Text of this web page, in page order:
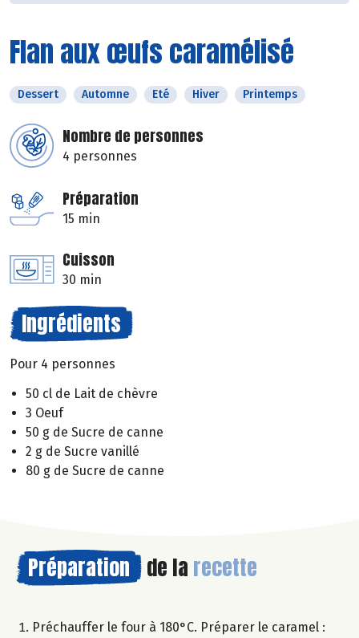
Flan aux œufs caramélisé
Dessert Automne Eté Hiver Printemps
Nombre de personnes
4 personnes
Préparation
15 min
Cuisson
30 min
Ingrédients
Pour 4 personnes
50 cl de Lait de chèvre
3 Oeuf
50 g de Sucre de canne
2 g de Sucre vanillé
80 g de Sucre de canne
Préparation de la recette
Préchauffer le four à 180°C. Préparer le caramel :